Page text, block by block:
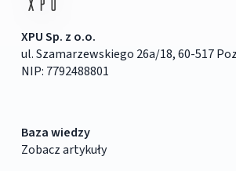
XPU Sp. z o.o.
ul. Szamarzewskiego 26a/18, 60-517
NIP: 7792488801
Baza wiedzy
Zobacz artykuły